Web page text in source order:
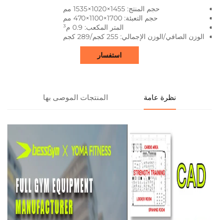
حجم المنتج: 1455×1020×1535 مم
حجم التعبئة: 1700×1100×470 مم
المتر المكعب: 0.9 م³
الوزن الصافي/الوزن الإجمالي: 255 كجم/289 كجم
استفسار
نظرة عامة المنتجات الموصى بها